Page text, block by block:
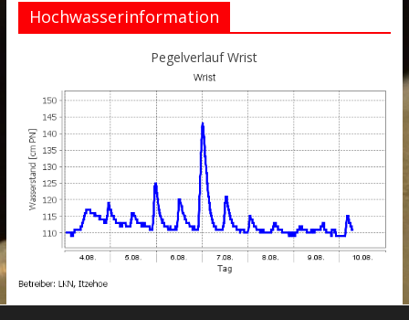
Hochwasserinformation
Pegelverlauf Wrist